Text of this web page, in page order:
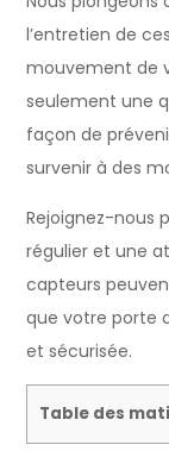
l’entretien de
mouvement de
seulement une
façon de
survenir à des
Rejoignez-nous
régulier et une
capteurs
que votre porte
et sécurisée.
Table des